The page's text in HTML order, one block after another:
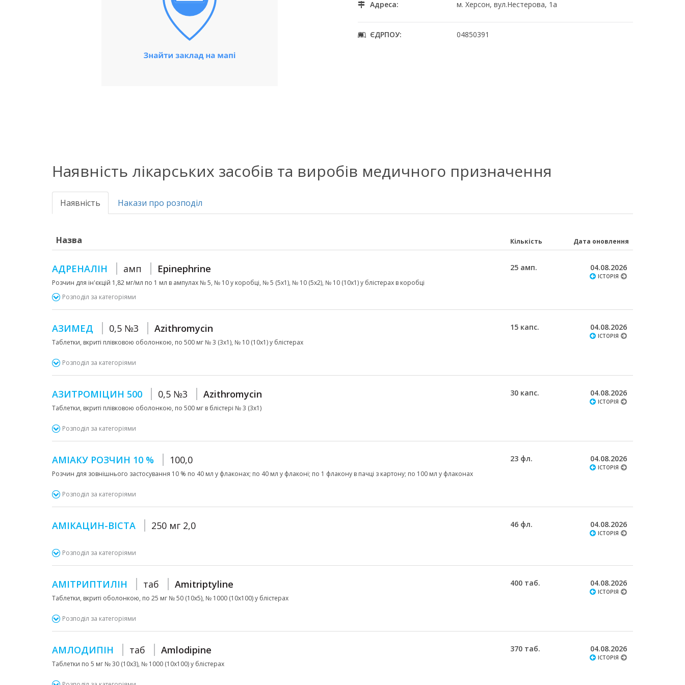
Адреса: м. Херсон, вул.Нестерова, 1а
ЄДРПОУ: 04850391
Наявність лікарських засобів та виробів медичного призначення
Наявність Накази про розподіл
Назва Кількість Дата оновлення
АДРЕНАЛІН амп Epinephrine
Розчин для ін'єкцій 1,82 мг/мл по 1 мл в ампулах № 5, № 10 у коробці, № 5 (5х1), № 10 (5х2), № 10 (10х1) у блістерах в коробці
25 амп. 04.08.2026
ІСТОРІЯ
Розподіл за категоріями
АЗИМЕД 0,5 №3 Azithromycin
Таблетки, вкриті плівковою оболонкою, по 500 мг № 3 (3х1), № 10 (10х1) у блістерах
15 капс. 04.08.2026
ІСТОРІЯ
Розподіл за категоріями
АЗИТРОМІЦИН 500 0,5 №3 Azithromycin
Таблетки, вкриті плівковою оболонкою, по 500 мг в блістері № 3 (3х1)
30 капс. 04.08.2026
ІСТОРІЯ
Розподіл за категоріями
АМІАКУ РОЗЧИН 10 % 100,0
Розчин для зовнішнього застосування 10 % по 40 мл у флаконах; по 40 мл у флаконі; по 1 флакону в пачці з картону; по 100 мл у флаконах
23 фл. 04.08.2026
ІСТОРІЯ
Розподіл за категоріями
АМІКАЦИН-ВІСТА 250 мг 2,0 46 фл. 04.08.2026
ІСТОРІЯ
Розподіл за категоріями
АМІТРИПТИЛІН таб Amitriptyline
Таблетки, вкриті оболонкою, по 25 мг № 50 (10х5), № 1000 (10х100) у блістерах
400 таб. 04.08.2026
ІСТОРІЯ
Розподіл за категоріями
АМЛОДИПІН таб Amlodipine
Таблетки по 5 мг № 30 (10х3), № 1000 (10х100) у блістерах
370 таб. 04.08.2026
ІСТОРІЯ